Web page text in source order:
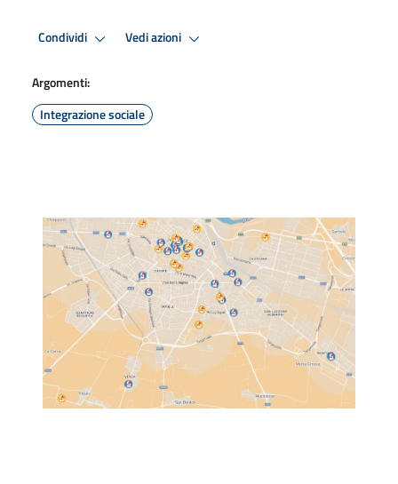
Condividi Vedi azioni
Argomenti:
Integrazione sociale